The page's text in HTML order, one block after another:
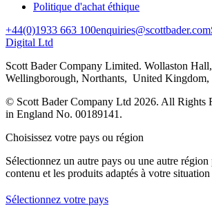
Politique d'achat éthique
+44(0)1933 663 100enquiries@scottbader.com
Digital Ltd
Scott Bader Company Limited. Wollaston
Wellingborough, Northants, United
© Scott Bader Company Ltd 2026. All Rights
in England No. 00189141.
Choisissez votre pays ou région
Sélectionnez un autre pays ou une autre
contenu et les produits adaptés à votre
Sélectionnez votre pays